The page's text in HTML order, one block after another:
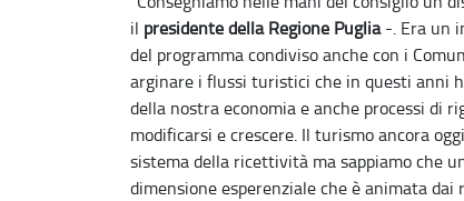
il presidente della Regione Puglia-. Era un
del programma condiviso anche con i
arginare i flussi turistici che in questi anni
della nostra economia e anche processi di
modificarsi e crescere. Il turismo ancora
sistema della ricettività ma sappiamo che
dimensione esperenziale che è animata